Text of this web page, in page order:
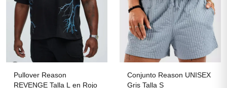
Pullover Reason
REVENGE Talla L en Rojo
Conjunto Reason UNISEX
Gris Talla S